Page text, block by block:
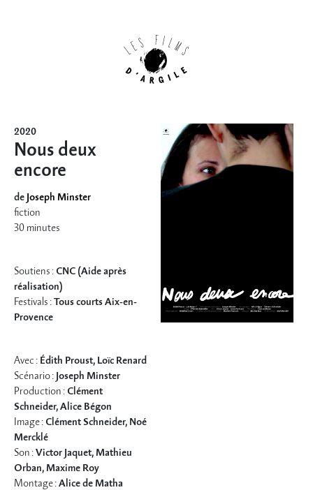
2020
Nous deux
encore
de Joseph Minster
fiction
30 minutes
Soutiens : CNC (Aide après
réalisation)
Festivals :Tous courts Aix-en-
Provence
Avec : Édith Proust, Loïc Renard
Scénario : Joseph Minster
Production : Clément
Schneider, Alice Bégon
Image : Clément Schneider, Noé
Mercklé
Son :Victor Jaquet, Mathieu
Orban, Maxime Roy
Montage :Alice de Matha